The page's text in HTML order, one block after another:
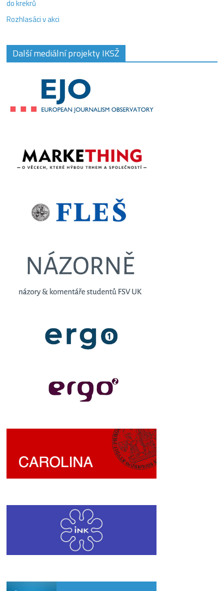
do krekrů
Rozhlasáci v akci
Další mediální projekty IKSŽ